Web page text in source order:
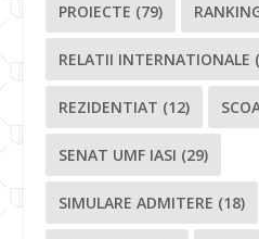
PROIECTE (79)
RELATII INTERNATIONALE
REZIDENTIAT (12)
SENAT UMF IASI (29)
SIMULARE ADMITERE (18)